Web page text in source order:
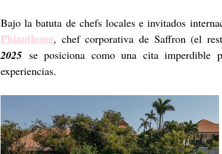
Bajo la batuta de chefs locales e invitados
Phianthong, chef corporativa de Saffron (el
2025 se posiciona como una cita imperdible
experiencias.